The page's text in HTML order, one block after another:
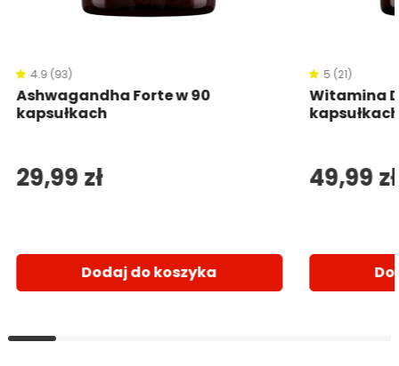
4.9 (93)
Ashwagandha Forte w 90
kapsułkach
29,99 zł
Dodaj do koszyka
5 (21)
Witamina
kapsułkach
49,99 zł